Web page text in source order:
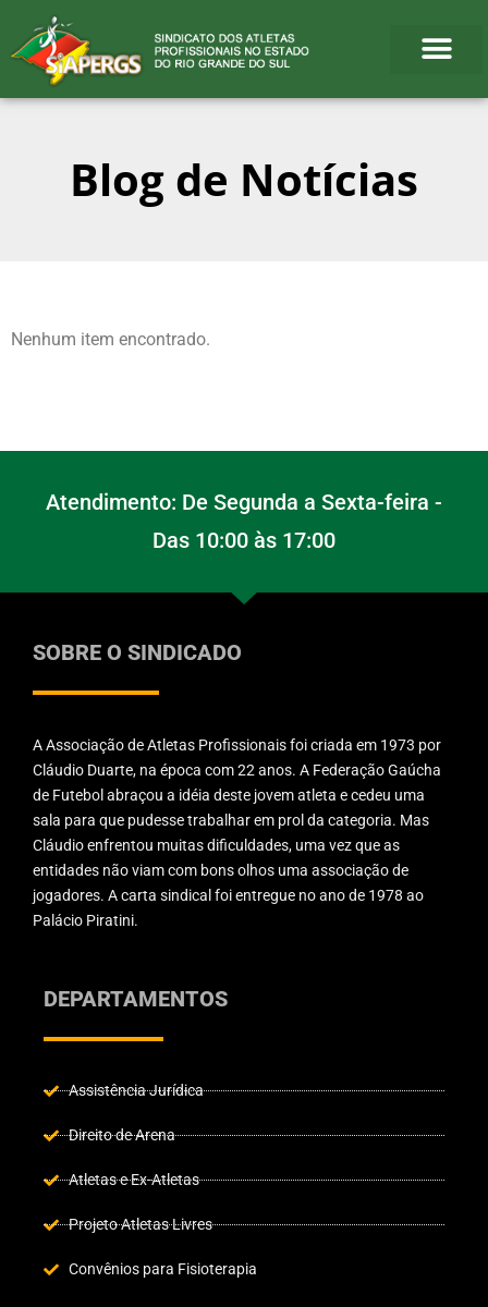
Blog de Notícias
Nenhum item encontrado.
Atendimento: De Segunda a Sexta-feira -
Das 10:00 às 17:00
SOBRE O SINDICADO
A Associação de Atletas Profissionais foi criada em 1973 por
Cláudio Duarte, na época com 22 anos. A Federação Gaúcha
de Futebol abraçou a idéia deste jovem atleta e cedeu uma
sala para que pudesse trabalhar em prol da categoria. Mas
Cláudio enfrentou muitas dificuldades, uma vez que as
entidades não viam com bons olhos uma associação de
jogadores. A carta sindical foi entregue no ano de 1978 ao
Palácio Piratini.
DEPARTAMENTOS
Assistência Jurídica
Direito de Arena
Atletas e Ex-Atletas
Projeto Atletas Livres
Convênios para Fisioterapia